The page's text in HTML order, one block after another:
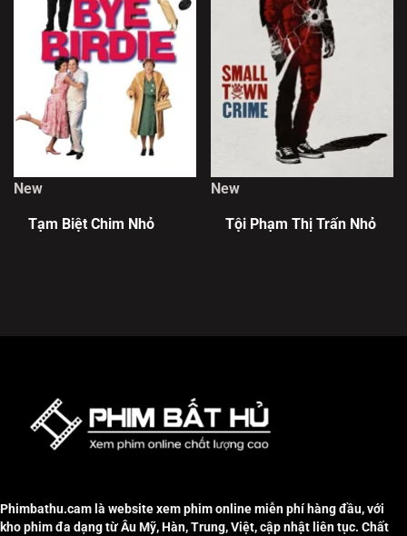
New
Tạm Biệt Chim Nhỏ
New
Tội Phạm Thị Trấn Nhỏ
Phimbathu.cam là website xem phim online miễn phí hàng đầu, với
kho phim đa dạng từ Âu Mỹ, Hàn, Trung, Việt, cập nhật liên tục. Chất